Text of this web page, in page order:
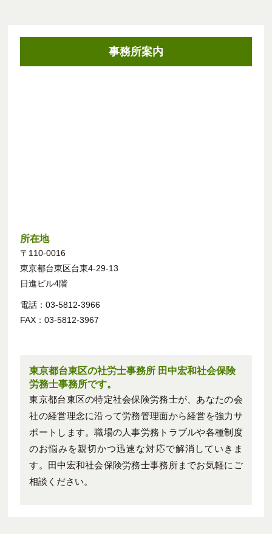
事務所案内
所在地
〒110-0016
東京都台東区台東4-29-13
日進ビル4階
電話：03-5812-3966
FAX：03-5812-3967
東京都台東区の社労士事務所 田中宏和社会保険
労務士事務所です。
東京都台東区の特定社会保険労務士が、あなたの会
社の経営理念に沿って労務管理面から経営を強力サ
ポートします。職場の人事労務トラブルや各種制度
のお悩みを親切かつ迅速な対応で解消していきま
す。田中宏和社会保険労務士事務所までお気軽にご
相談ください。